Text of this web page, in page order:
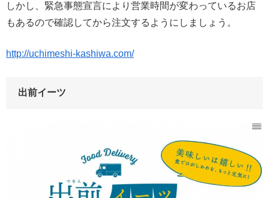
しかし、緊急事態宣言により営業時間が変わっているお店
もあるので確認してから注文するようにしましょう。
http://uchimeshi-kashiwa.com/
出前イーツ